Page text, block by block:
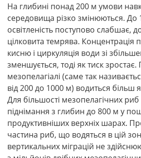
На глибині понад 200 м умови
середовища різко змінюються. До
освітленість поступово слабшає,
цілковита темрява. Концентрація
кисню і циркуляція води зі
зменшується, тоді як тиск
мезопелагіалі (саме так
від 200 до 1000 м) водиться більш
Для більшості мезопелагічних
піднімання з глибин до 800 м у
продуктивніших верхніх шарах.
частина риб, що водяться в цій
вертикальних міграцій не